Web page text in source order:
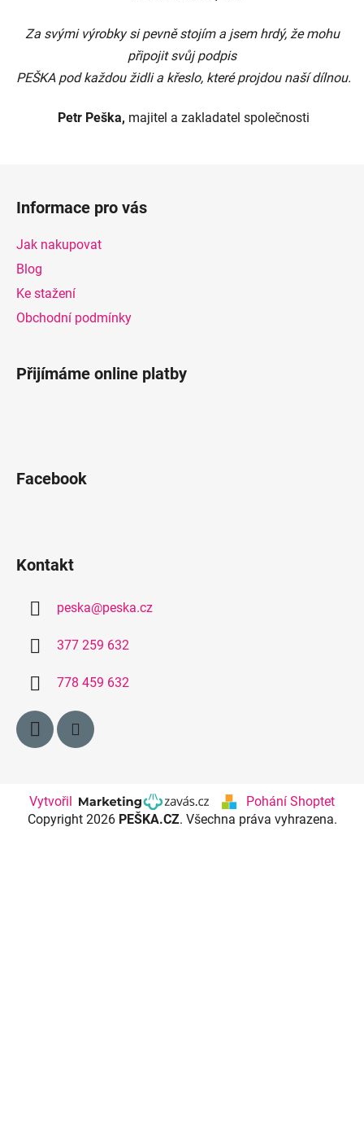
Za svými výrobky si pevně stojím a jsem hrdý, že mohu
připojit svůj podpis
PEŠKA pod každou židli a křeslo, které projdou naší dílnou.
Petr Peška, majitel a zakladatel společnosti
Informace pro vás
Jak nakupovat
Blog
Ke stažení
Obchodní podmínky
Přijímáme online platby
Facebook
Kontakt
peska@peska.cz
377 259 632
778 459 632
Vytvořil
Pohání Shoptet
Copyright 2026 PEŠKA.CZ. Všechna práva vyhrazena.